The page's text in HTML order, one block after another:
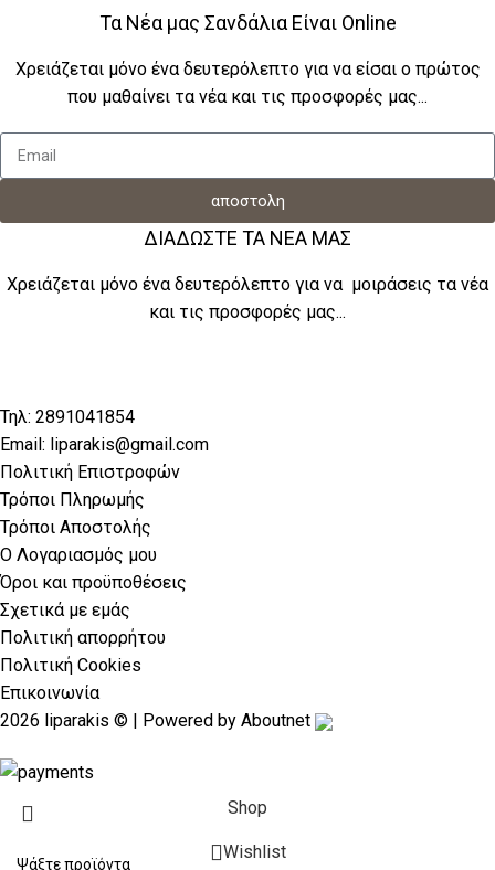
Τα Νέα μας Σανδάλια Είναι Online
Χρειάζεται μόνο ένα δευτερόλεπτο για να είσαι ο πρώτος
που μαθαίνει τα νέα και τις προσφορές μας...
αποστολη
ΔΙΑΔΩΣΤΕ ΤΑ ΝΕΑ ΜΑΣ
Χρειάζεται μόνο ένα δευτερόλεπτο για να μοιράσεις τα νέα
και τις προσφορές μας...
Τηλ: 2891041854
Email: liparakis@gmail.com
Πολιτική Επιστροφών
Τρόποι Πληρωμής
Τρόποι Αποστολής
Ο Λογαριασμός μου
Όροι και προϋποθέσεις
Σχετικά με εμάς
Πολιτική απορρήτου
Πολιτική Cookies
Επικοινωνία
2026 liparakis © | Powered by Aboutnet
Shop
Wishlist